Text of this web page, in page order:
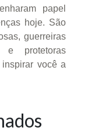
papel
hoje. São
guerreiras
e protetoras
você a